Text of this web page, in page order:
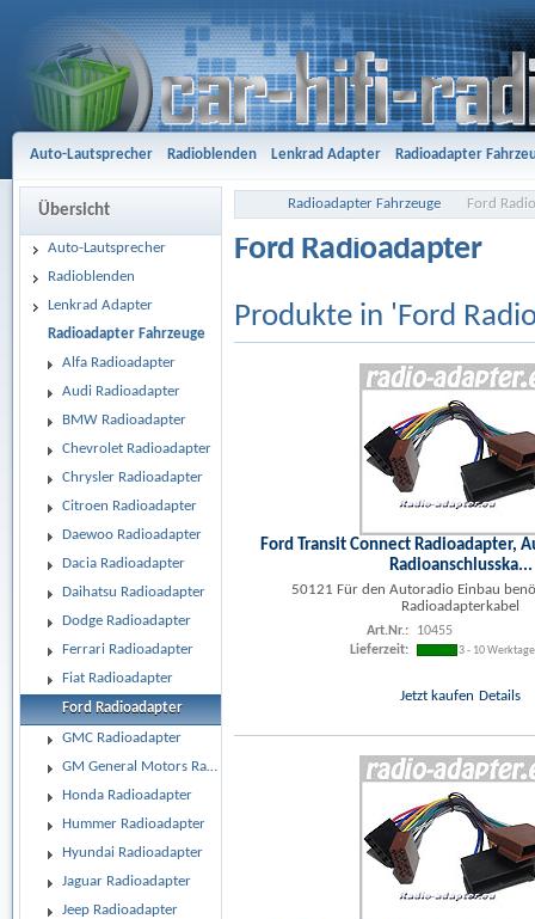
Auto-Lautsprecher Radioblenden Lenkrad Adapter Radioadapter
Aktivsystemadapter Entriegelungsbügel Antennenadapter Freisprech-
Car Hifi Komplett und Sonderangebote Car Hifi
Übersicht
Auto-Lautsprecher
Radioblenden
Lenkrad Adapter
Radioadapter Fahrzeuge
Alfa Radioadapter
Audi Radioadapter
BMW Radioadapter
Chevrolet Radioadapter
Chrysler Radioadapter
Citroen Radioadapter
Daewoo Radioadapter
Dacia Radioadapter
Daihatsu Radioadapter
Dodge Radioadapter
Ferrari Radioadapter
Fiat Radioadapter
Ford Radioadapter
GMC Radioadapter
GM General Motors Radioadapter
Honda Radioadapter
Hummer Radioadapter
Hyundai Radioadapter
Jaguar Radioadapter
Jeep Radioadapter
Radioadapter Fahrzeuge Ford
Ford Radioadapter
Produkte in 'Ford
Ford Transit Connect Radioadapter,
Radioanschlusska...
50121 Für den Autoradio Einbau
Radioadapterkabel
Art.Nr.:
10455
Lieferzeit:
3 - 10 Werktage
Jetzt kaufen Details